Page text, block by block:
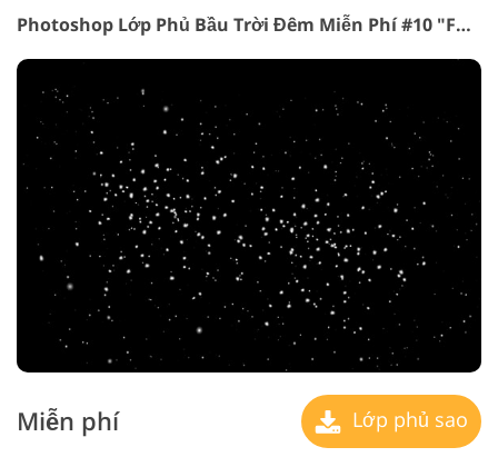
Photoshop Lớp Phủ Bầu Trời Đêm Miễn Phí #10 "Fairytale Starlight"
Miễn phí Lớp phủ sao